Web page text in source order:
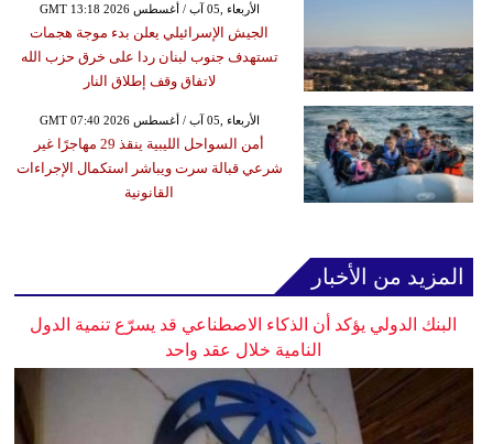
GMT 13:18 2026 الأربعاء ,05 آب / أغسطس
الجيش الإسرائيلي يعلن بدء موجة هجمات
تستهدف جنوب لبنان ردا على خرق حزب الله
لاتفاق وقف إطلاق النار
GMT 07:40 2026 الأربعاء ,05 آب / أغسطس
أمن السواحل الليبية ينقذ 29 مهاجرًا غير
شرعي قبالة سرت ويباشر استكمال الإجراءات
القانونية
المزيد من الأخبار
البنك الدولي يؤكد أن الذكاء الاصطناعي قد يسرّع تنمية الدول
النامية خلال عقد واحد